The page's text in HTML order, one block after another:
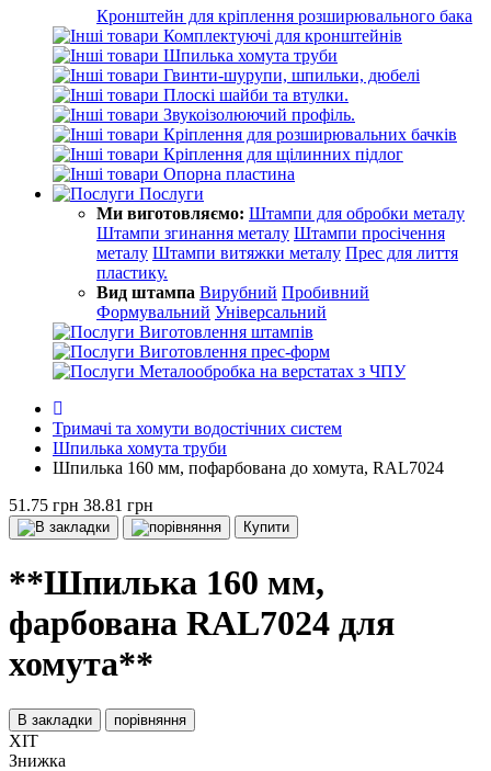
Кронштейн для кріплення розширювального бака
Комплектуючі для кронштейнів
Шпилька хомута труби
Гвинти-шурупи, шпильки, дюбелі
Плоскі шайби та втулки.
Звукоізолюючий профіль.
Кріплення для розширювальних бачків
Кріплення для щілинних підлог
Опорна пластина
Послуги
Ми виготовляємо: Штампи для обробки металу
Штампи згинання металу Штампи просічення
металу Штампи витяжки металу Прес для лиття
пластику.
Вид штампа Вирубний Пробивний
Формувальний Універсальний
Виготовлення штампів
Виготовлення прес-форм
Металообробка на верстатах з ЧПУ
Тримачі та хомути водостічних систем
Шпилька хомута труби
Шпилька 160 мм, пофарбована до хомута, RAL7024
51.75 грн 38.81 грн
Купити
**Шпилька 160 мм,
фарбована RAL7024 для
хомута**
В закладки порівняння
ХІТ
Знижка